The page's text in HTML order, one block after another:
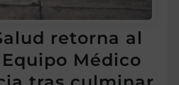
retorna al
Médico